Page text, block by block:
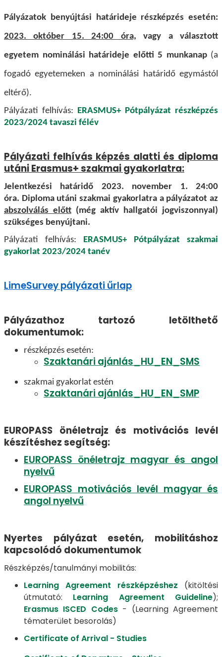
Pályázatok benyújtási határideje részképzés esetén:
2023. október 15. 24:00 óra, vagy a választott
egyetem nominálási határideje előtti 5 munkanap(a
fogadó egyetemeken a nominálási határidő egymástól
eltérő).
Pályázati felhívás:
ERASMUS+ Pótpályázat részképzés
2023/2024 tavaszi félév
Pályázati felhívás képzés alatti és diploma
utáni Erasmus+ szakmai gyakorlatra:
Jelentkezési határidő 2023. november 1. 24:00
óra. Diploma utáni szakmai gyakorlatra a pályázatot az
abszolválás előtt (még aktív hallgatói jogviszonnyal)
szükséges benyújtani.
Pályázati felhívás:
ERASMUS+ Pótpályázat szakmai
gyakorlat 2023/2024 tanév
LimeSurvey pályázati űrlap
Pályázathoz tartozó letölthető
dokumentumok:
részképzés esetén:
Szaktanári ajánlás_HU_EN_SMS
szakmai gyakorlat estén
Szaktanári ajánlás_HU_EN_SMP
EUROPASS önéletrajz és motivációs levél
készítéshez segítség:
EUROPASS önéletrajz magyar és angol
nyelvű
EUROPASS motivációs levél magyar és
angol nyelvű
Nyertes pályázat esetén, mobilitáshoz
kapcsolódó dokumentumok
Részképzés/tanulmányi mobilitás:
Learning Agreement részképzéshez (kitöltési
útmutató: Learning Agreement Guideline);
Erasmus ISCED Codes- (Learning Agreement
tématerület besorolás)
Certificate of Arrival - Studies